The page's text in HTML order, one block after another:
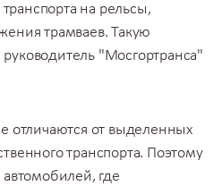
транспорта на рельсы,
трамваев. Такую
"Мосгортранса"
отличаются от выделенных
транспорта. Поэтому
где